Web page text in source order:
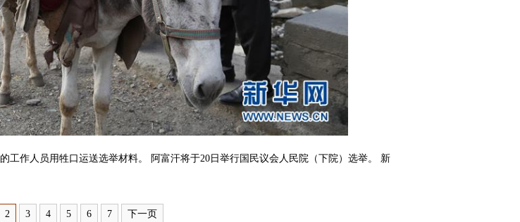
作人员用牲口运送选举材料。 阿富汗将于20日举行国民议会人民院（下院）选举。 新
2 3 4 5 6 7 下一页